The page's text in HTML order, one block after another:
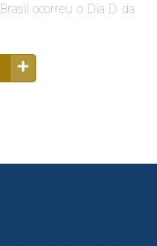
ocorreu o Dia D da